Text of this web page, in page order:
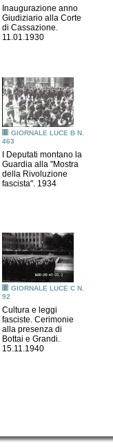
Inaugurazione anno
Giudiziario alla Corte
di Cassazione.
11.01.1930
GIORNALE LUCE B N.
463
I Deputati montano la
Guardia alla "Mostra
della Rivoluzione
fascista". 1934
GIORNALE LUCE C N.
92
Cultura e leggi
fasciste. Cerimonie
alla presenza di
Bottai e Grandi.
15.11.1940